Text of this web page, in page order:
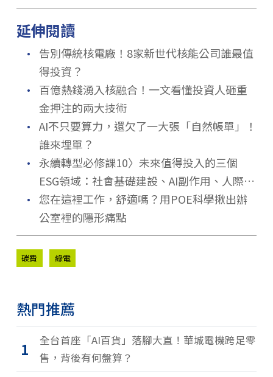
延伸閱讀
．
告別傳統核電廠！8家新世代核能公司誰最值
得投資？
．
百億熱錢湧入核融合！一文看懂投資人砸重
金押注的兩大技術
． AI不只要算力，還欠了一大張「自然帳單」！
誰來埋單？
． 永續轉型必修課10〉未來值得投入的三個
ESG領域：社會基礎建設、AI副作用、人際疏
離感
． 您在這裡工作，舒適嗎？用POE科學揪出辦
公室裡的隱形痛點
碳費 綠電
熱門推薦
1
全台首座「AI百貨」落腳大直！華城電機跨足零
售，背後有何盤算？